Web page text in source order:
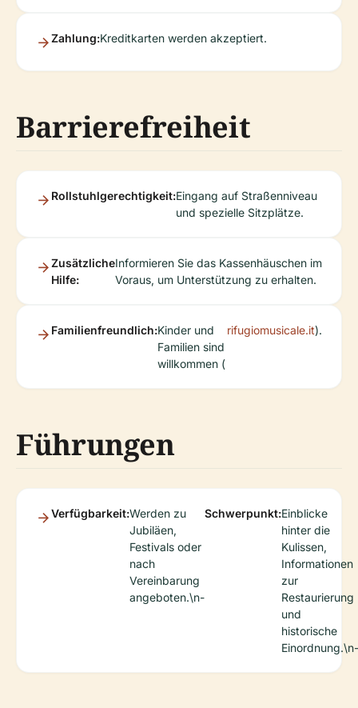
Zahlung:Kreditkarten werden akzeptiert.
Barrierefreiheit
Rollstuhlgerechtigkeit:Eingang auf Straßenniveau
und spezielle Sitzplätze.
Zusätzliche
Hilfe:
Informieren Sie das Kassenhäuschen im
Voraus, um Unterstützung zu erhalten.
Familienfreundlich:Kinder und
Familien sind
willkommen (
rifugiomusicale.it).
Führungen
Verfügbarkeit:Werden zu
Jubiläen,
Festivals oder
nach
Vereinbarung
angeboten.\n-
Schwerpunkt:Einblicke
hinter die
Kulissen,
Informationen
zur
Restaurierung
und
historische
Einordnung.\n-